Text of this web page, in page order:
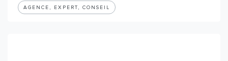
AGENCE, EXPERT, CONSEIL